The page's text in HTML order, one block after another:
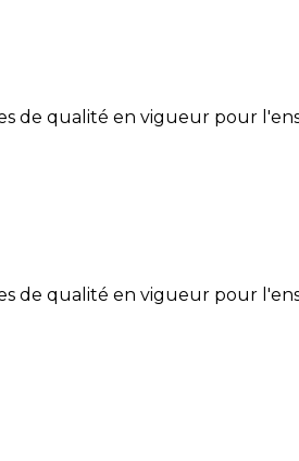
de qualité en vigueur pour
de qualité en vigueur pour